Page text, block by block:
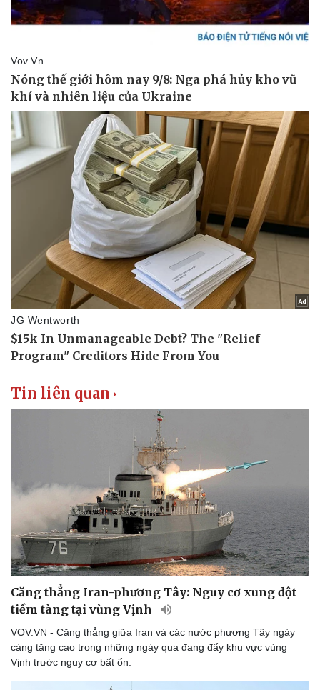
Tin liên quan
Căng thẳng Iran-phương Tây: Nguy cơ xung đột
tiềm tàng tại vùng Vịnh
VOV.VN - Căng thẳng giữa Iran và các nước phương Tây ngày
càng tăng cao trong những ngày qua đang đẩy khu vực vùng
Vịnh trước nguy cơ bất ổn.